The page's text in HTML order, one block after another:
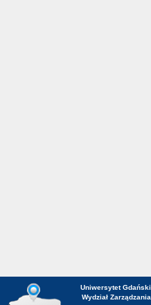
Uniwersytet Gdański
Wydział Zarządzania